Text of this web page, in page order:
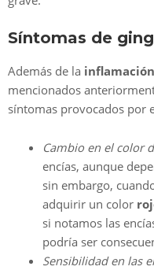
Síntomas de
Además de la inflamación
mencionados
síntomas provocados por
Cambio en el color
encías, aunque
sin embargo,
adquirir un color
si notamos las
podría ser
Sensibilidad en las